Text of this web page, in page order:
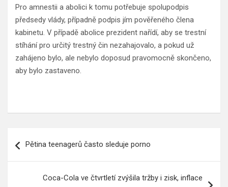
Pro amnestii a abolici k tomu potřebuje spolupodpis
předsedy vlády, případně podpis jím pověřeného člena
kabinetu. V případě abolice prezident nařídí, aby se trestní
stíhání pro určitý trestný čin nezahajovalo, a pokud už
zahájeno bylo, ale nebylo doposud pravomocně skončeno,
aby bylo zastaveno.
proPětina teenagerů často sleduje porno
Coca-Cola ve čtvrtletí zvýšila tržby i zisk, inflace